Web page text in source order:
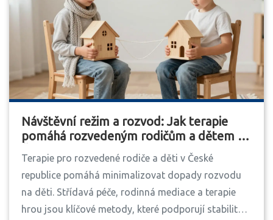
Návštěvní režim a rozvod: Jak terapie
pomáhá rozvedeným rodičům a dětem v
České republice
Terapie pro rozvedené rodiče a děti v České
republice pomáhá minimalizovat dopady rozvodu
na děti. Střídavá péče, rodinná mediace a terapie
hrou jsou klíčové metody, které podporují stabilitu a